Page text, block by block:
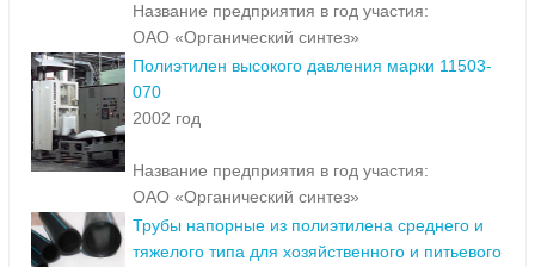
Название предприятия в год участия:
ОАО «Органический синтез»
Полиэтилен высокого давления марки 11503-
070
2002 год
Название предприятия в год участия:
ОАО «Органический синтез»
Трубы напорные из полиэтилена среднего и
тяжелого типа для хозяйственного и питьевого